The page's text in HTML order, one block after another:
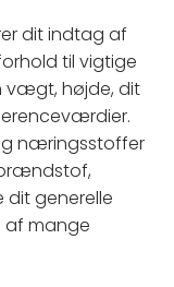
dit indtag af
til vigtige
vægt, højde, dit
næringsstoffer
generelle
af mange